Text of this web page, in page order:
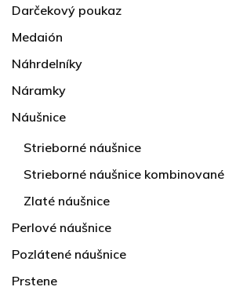
Darčekový poukaz
Medaión
Náhrdelníky
Náramky
Náušnice
Strieborné náušnice
Strieborné náušnice kombinované
Zlaté náušnice
Perlové náušnice
Pozlátené náušnice
Prstene